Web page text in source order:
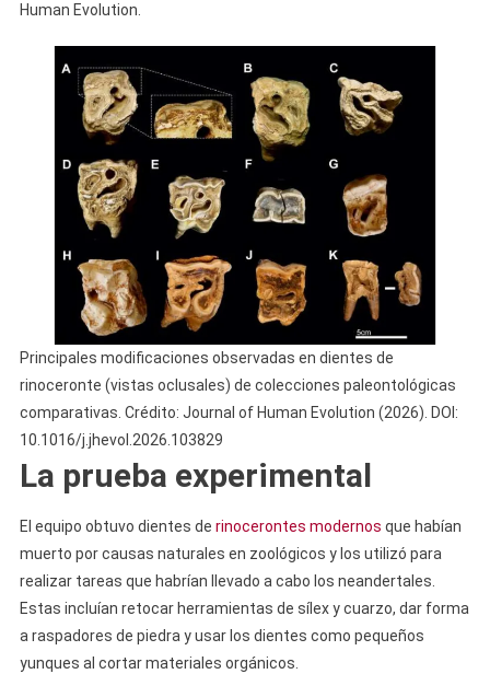
Human Evolution.
Principales modificaciones observadas en dientes de
rinoceronte (vistas oclusales) de colecciones paleontológicas
comparativas. Crédito: Journal of Human Evolution (2026). DOI:
10.1016/j.jhevol.2026.103829
La prueba experimental
El equipo obtuvo dientes de rinocerontes modernos que habían
muerto por causas naturales en zoológicos y los utilizó para
realizar tareas que habrían llevado a cabo los neandertales.
Estas incluían retocar herramientas de sílex y cuarzo, dar forma
a raspadores de piedra y usar los dientes como pequeños
yunques al cortar materiales orgánicos.